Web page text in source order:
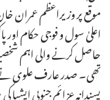
موقع پر وزیراعظم عمران
اعلیٰ سول و فوجی حکام اور
حاصل کرنے والی اہم
تھی۔ صدر عارف علوی نے
پسندانہ عزائم جنوبی